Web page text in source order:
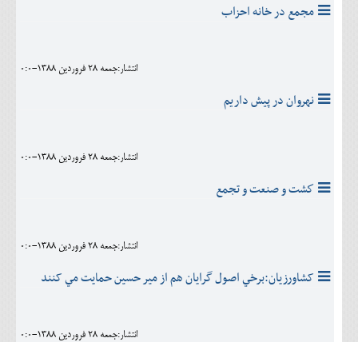
مجمع در خانه احزاب
انتشار:جمعه 28 فروردين 1388-0:0
نهروان در پیش داریم
انتشار:جمعه 28 فروردين 1388-0:0
كشت و صنعت و تجمع
انتشار:جمعه 28 فروردين 1388-0:0
کشاورزيان:برخي اصول گرايان هم از مير حسين حمايت مي کنند
انتشار:جمعه 28 فروردين 1388-0:0